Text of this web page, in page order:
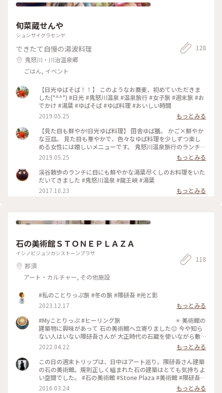
旬菜蔵せんや
シュンサイグラセンヤ
できたて自慢の湯波料理
鬼怒川・川治温泉郷
ごはん, イベント
128
【日光ゆばそば！！】 このようなお蕎麦、初めていただきま
した(*^^*) #日光 #鬼怒川温泉 #温泉旅行 #女子旅 #週末旅 #お
でかけ #湯葉 #ゆばそば #ゆば料理 #おいしい時間
2019.05.25
もっとみる
【見た目も鮮やか!日光ゆば料理】 田舎ゆば膳。 かご×鮮やか
な豆皿。 見た目も華やかで、色々なゆば料理を少しずつ楽し
める女性には嬉しいメニューです。 鬼怒川温泉旅行のランチに
立ち寄りました。 ゆばさし くるくる巻かれた揚げ湯葉 ゆばの
天ぷら etc. とても美味しゅうございました(^^)(^^) #日光 #鬼
怒川温泉 #温泉旅行 #週末旅 #女子旅 #おでかけ #湯葉 #揚げ湯
葉 #ご当地グルメ #おいしい時間 #ランチ
2019.05.25
もっとみる
渓谷散歩のランチに目にも鮮やかな湯葉尽くしのお料理をいた
だいてきました #鬼怒川温泉 #龍王峡 #湯葉
2017.10.23
もっとみる
石の美術館ＳＴＯＮＥＰＬＡＺＡ
イシノビジュツカンストーンプラザ
那須
アート・カルチャー, その他施設
118
#私のことりっぷ旅 #冬の旅 #隈研吾 #光と影
2023.12.17
もっとみる
#Myことりっぷ #ヒーリング旅 ✳︎ 美術館の
建築物に興味があって 石の美術館へ立寄りました😌 今や知ら
ない人はいない隈研吾さんが 大正時代の石蔵を使いながら敷
地全体を アート鑑賞の散歩道として再構成した建物です。 イ
タリア🇮🇹ヴェローナの 国際石材建築大賞を受賞されてるそ
うです✨ ✳︎ 内部は冷んやりとした空気が漂
っていて 弦楽器のインストが流れていたのですが その残響が
独特な響き方をしていました。 低音で揺らぐあの空間は 日常
2022.04.22
もっとみる
この日の週末トリップは、日中はアート巡り。隈研吾さん建築
の石の美術館。規則正しく組まれた石の建築はとても気持ちよ
い空間でした。 #石の美術館 #Stone Plaza #美術館 #隈研吾 #
アート #栃木
2016.03.24 もっとみる